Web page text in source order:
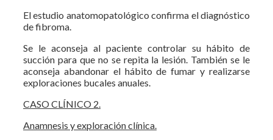
El estudio anatomopatológico confirma el diagnóstico
de fibroma.
Se le aconseja al paciente controlar su hábito de
succión para que no se repita la lesión. También se le
aconseja abandonar el hábito de fumar y realizarse
exploraciones bucales anuales.
CASO CLÍNICO 2.
Anamnesis y exploración clínica.